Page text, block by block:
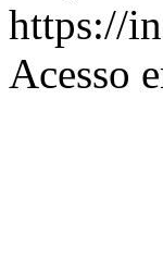
https://
Acesso